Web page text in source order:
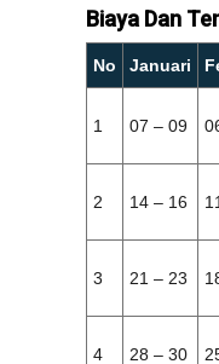
Biaya Dan
No Januari
1 07 – 09
2 14 – 16
3 21 – 23
4 28 – 30